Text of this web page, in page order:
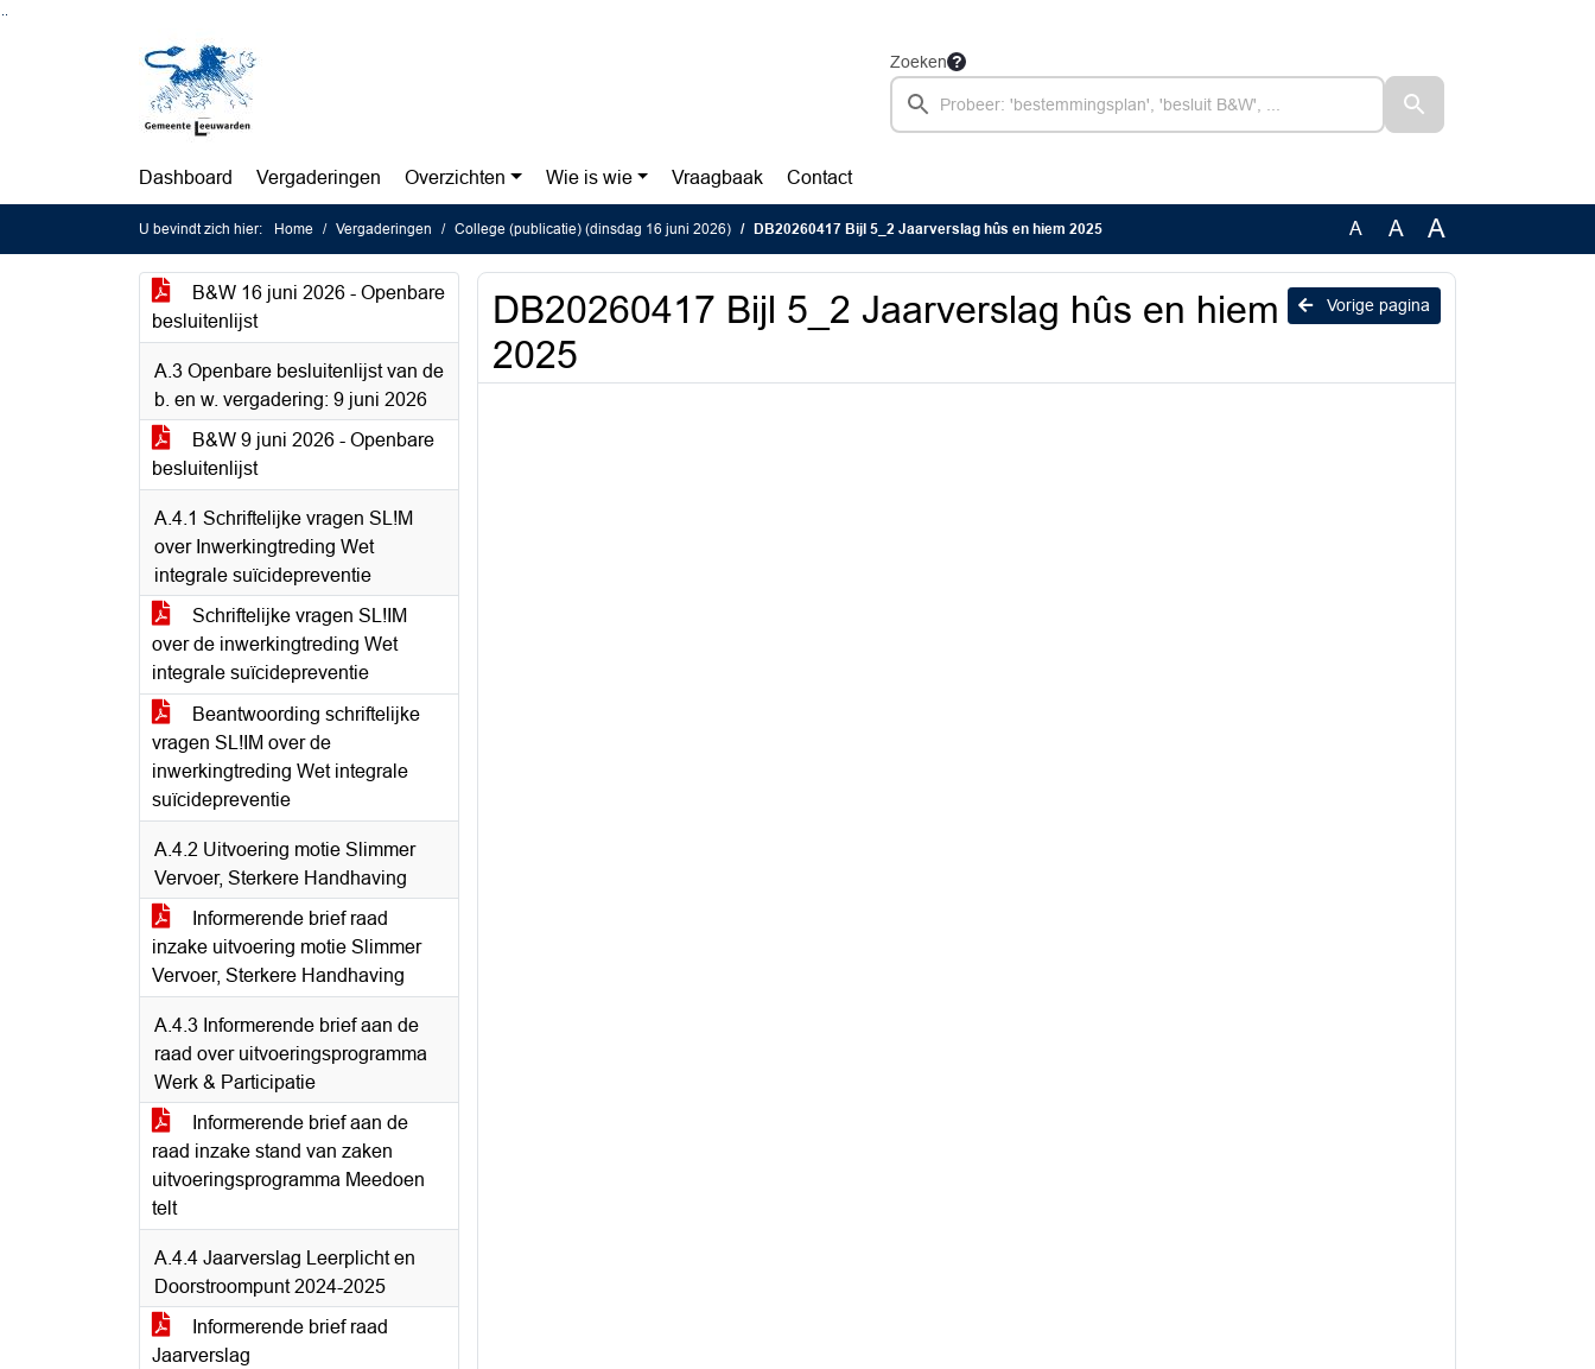
Zoeken
Dashboard Vergaderingen Overzichten Wie is wie Vraagbaak Contact
U bevindt zich hier: Home Vergaderingen College (publicatie) (dinsdag 16 juni 2026) DB20260417 Bijl 5_2 Jaarverslag hûs en hiem 2025 A A A
B&W 16 juni 2026 - Openbare
besluitenlijst
A.3 Openbare besluitenlijst van de
b. en w. vergadering: 9 juni 2026
B&W 9 juni 2026 - Openbare
besluitenlijst
A.4.1 Schriftelijke vragen SL!M
over Inwerkingtreding Wet
integrale suïcidepreventie
Schriftelijke vragen SL!IM
over de inwerkingtreding Wet
integrale suïcidepreventie
Beantwoording schriftelijke
vragen SL!IM over de
inwerkingtreding Wet integrale
suïcidepreventie
A.4.2 Uitvoering motie Slimmer
Vervoer, Sterkere Handhaving
Informerende brief raad
inzake uitvoering motie Slimmer
Vervoer, Sterkere Handhaving
A.4.3 Informerende brief aan de
raad over uitvoeringsprogramma
Werk & Participatie
Informerende brief aan de
raad inzake stand van zaken
uitvoeringsprogramma Meedoen
telt
A.4.4 Jaarverslag Leerplicht en
Doorstroompunt 2024-2025
Informerende brief raad
Jaarverslag
Vorige pagina
DB20260417 Bijl 5_2 Jaarverslag hûs en hiem
2025